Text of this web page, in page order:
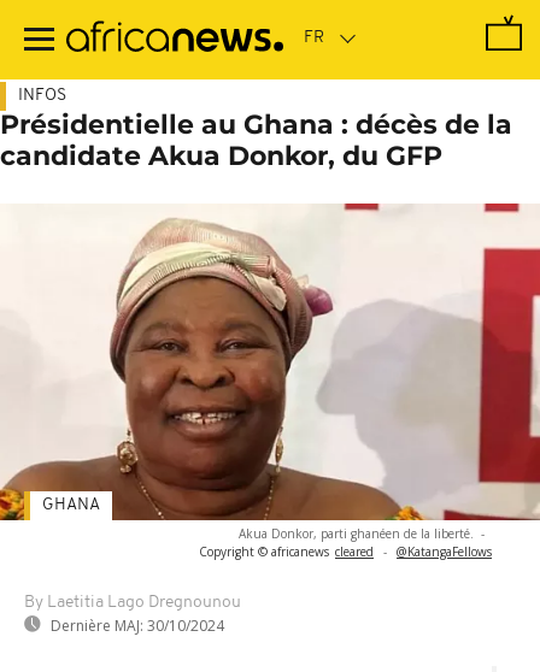
contenu
INFOS
Présidentielle au Ghana : décès de la
candidate Akua Donkor, du GFP
Akua Donkor, parti ghanéen de la liberté. -
Copyright © africanews cleared - @KatangaFellows
By Laetitia Lago Dregnounou
Dernière MAJ: 30/10/2024
GHANA